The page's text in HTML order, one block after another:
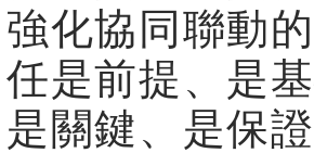
強化協同聯動
任是前提、是
是關鍵、是保